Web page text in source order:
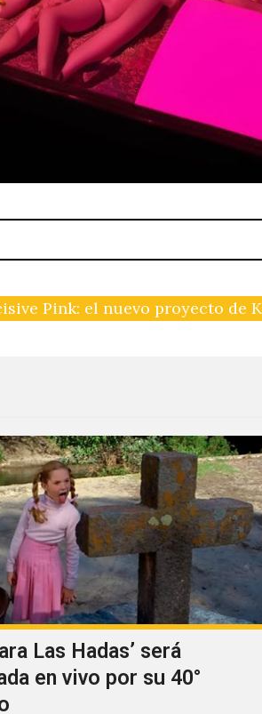
Pink: el nuevo proyecto de
Las Hadas’ será
en vivo por su 40°